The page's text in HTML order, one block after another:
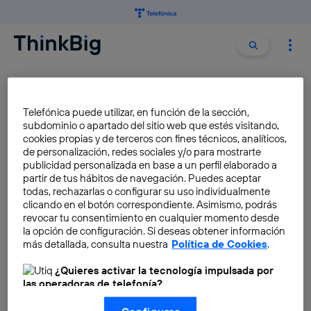
Buscar
Bard ahora es Gemini: guía
para no perderte tras los
cambios
José María López
Qué es PaLM 2: el modelo de
IA que impulsará Bard
José María López
Telefónica puede utilizar, en función de la sección,
subdominio o apartado del sitio web que estés visitando,
cookies propias y de terceros con fines técnicos, analíticos,
de personalización, redes sociales y/o para mostrarte
publicidad personalizada en base a un perfil elaborado a
partir de tus hábitos de navegación. Puedes aceptar
todas, rechazarlas o configurar su uso individualmente
clicando en el botón correspondiente. Asimismo, podrás
revocar tu consentimiento en cualquier momento desde
la opción de configuración. Si deseas obtener información
más detallada, consulta nuestra Política de Cookies.
¿Quieres activar la tecnología impulsada por
las operadoras de telefonía?
Nosotros, Telefónica S.A., utilizamos la tecnología Utiq para